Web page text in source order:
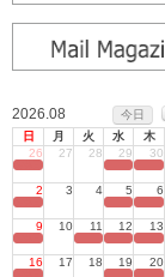
2026.08
今日
日
月 火 水 木
26
27 28 29 30
2 3 4 5 6
9 10 11 12 13
16 17 18 19 20